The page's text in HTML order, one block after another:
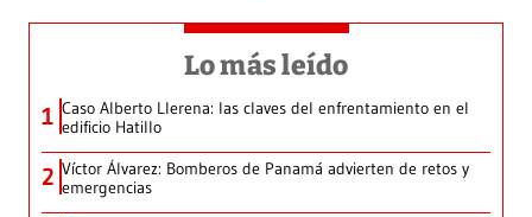
Lo más leído
1 Caso Alberto Llerena: las claves del enfrentamiento en el
edificio Hatillo
2 Víctor Álvarez: Bomberos de Panamá advierten de retos y
emergencias